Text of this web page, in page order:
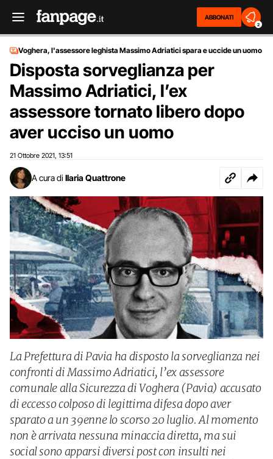
ABBONATI
2
Voghera, l'assessore leghista Massimo Adriatici spara e uccide un uomo
Disposta sorveglianza per
Massimo Adriatici, l’ex
assessore tornato libero dopo
aver ucciso un uomo
21 Ottobre 2021 13:51
A cura di Ilaria Quattrone
La Prefettura di Pavia ha disposto la sorveglianza nei
confronti di Massimo Adriatici, l’ex assessore
comunale alla Sicurezza di Voghera (Pavia) accusato
di eccesso colposo di legittima difesa dopo aver
sparato a un 39enne lo scorso 20 luglio. Al momento
non è arrivata nessuna minaccia diretta, ma sui
social sono apparsi diversi post con insulti nei